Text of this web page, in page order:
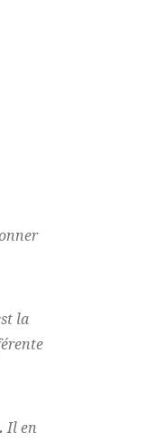
la
Il en